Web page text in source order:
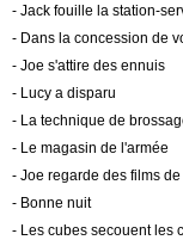
- Jack fouille la station-
- Dans la concession de
- Joe s'attire des ennuis
- Lucy a disparu
- La technique de
- Le magasin de l'armée
- Joe regarde des films
- Bonne nuit
- Les cubes secouent les